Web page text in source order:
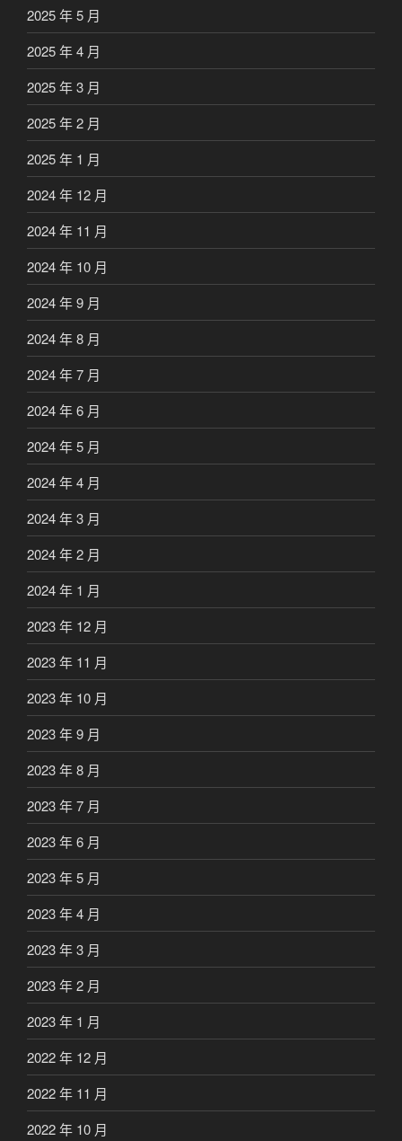
2025 年 5 月
2025 年 4 月
2025 年 3 月
2025 年 2 月
2025 年 1 月
2024 年 12 月
2024 年 11 月
2024 年 10 月
2024 年 9 月
2024 年 8 月
2024 年 7 月
2024 年 6 月
2024 年 5 月
2024 年 4 月
2024 年 3 月
2024 年 2 月
2024 年 1 月
2023 年 12 月
2023 年 11 月
2023 年 10 月
2023 年 9 月
2023 年 8 月
2023 年 7 月
2023 年 6 月
2023 年 5 月
2023 年 4 月
2023 年 3 月
2023 年 2 月
2023 年 1 月
2022 年 12 月
2022 年 11 月
2022 年 10 月